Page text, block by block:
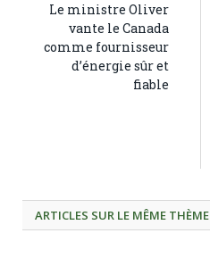
Le ministre Oliver
vante le Canada
comme fournisseur
d’énergie sûr et
fiable
ARTICLES SUR LE MÊME THÈME